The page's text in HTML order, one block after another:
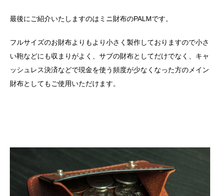
最後にご紹介いたしますのはミニ財布のPALMです。
フルサイズのお財布よりもより小さく製作しておりますので小さ
い鞄などにも収まりがよく、サブの財布としてだけでなく、キャ
ッシュレス決済などで現金を使う頻度が少なくなった方のメイン
財布としてもご使用いただけます。